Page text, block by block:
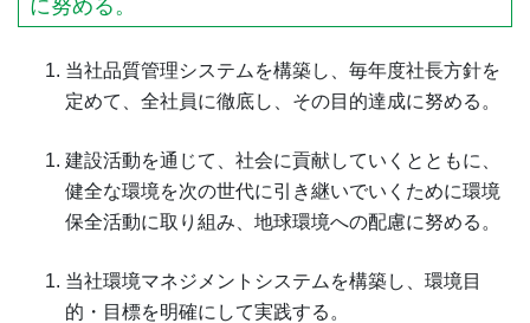
に努める。
当社品質管理システムを構築し、毎年度社長方針を
定めて、全社員に徹底し、その目的達成に努める。
建設活動を通じて、社会に貢献していくとともに、
健全な環境を次の世代に引き継いでいくために環境
保全活動に取り組み、地球環境への配慮に努める。
当社環境マネジメントシステムを構築し、環境目
的・目標を明確にして実践する。